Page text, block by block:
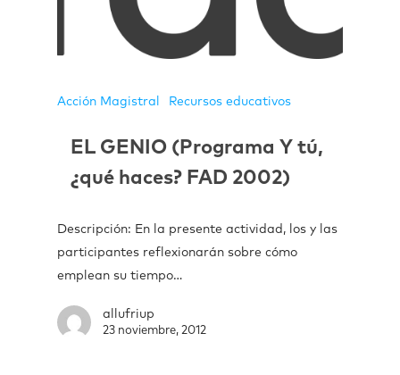
Acción Magistral Recursos educativos
EL GENIO (Programa Y tú,
¿qué haces? FAD 2002)
Descripción: En la presente actividad, los y las
participantes reflexionarán sobre cómo
emplean su tiempo…
allufriup
23 noviembre, 2012